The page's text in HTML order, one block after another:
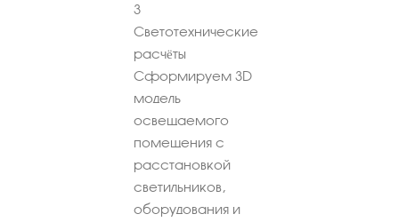
3
Светотехнические
расчёты
Сформируем 3D
модель
освещаемого
помещения с
расстановкой
светильников,
оборудования и